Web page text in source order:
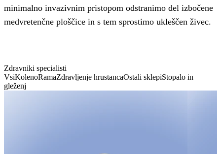
minimalno invazivnim pristopom odstranimo del izbočene
medvretenčne ploščice in s tem sprostimo ukleščen živec.
Zdravniki specialisti
VsiKolenoRamaZdravljenje hrustancaOstali sklepiStopalo in
gleženj